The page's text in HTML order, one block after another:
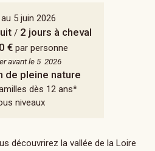
5 juin 2026
/ 2 jours à cheval
€par personne
avant le 5 2026
de pleine nature
dès 12 ans*
niveaux
découvrirez la vallée de la Loire